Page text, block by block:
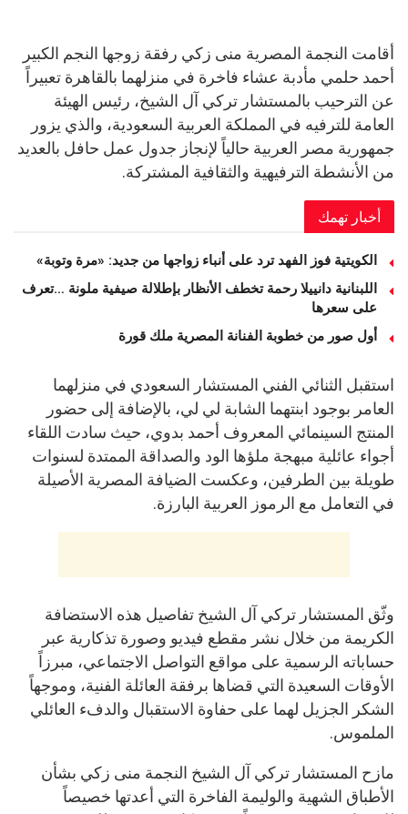
أقامت النجمة المصرية منى زكي رفقة زوجها النجم الكبير
أحمد حلمي مأدبة عشاء فاخرة في منزلهما بالقاهرة تعبيراً
عن الترحيب بالمستشار تركي آل الشيخ، رئيس الهيئة
العامة للترفيه في المملكة العربية السعودية، والذي يزور
جمهورية مصر العربية حالياً لإنجاز جدول عمل حافل بالعديد
من الأنشطة الترفيهية والثقافية المشتركة.
أخبار تهمك
الكويتية فوز الفهد ترد على أنباء زواجها من جديد: «مرة وتوبة» ‏
اللبنانية دانييلا رحمة تخطف الأنظار بإطلالة صيفية ملونة …تعرف
على سعرها
أول صور من خطوبة الفنانة المصرية ملك قورة
استقبل الثنائي الفني المستشار السعودي في منزلهما
العامر بوجود ابنتهما الشابة لي لي، بالإضافة إلى حضور
المنتج السينمائي المعروف أحمد بدوي، حيث سادت اللقاء
أجواء عائلية مبهجة ملؤها الود والصداقة الممتدة لسنوات
طويلة بين الطرفين، وعكست الضيافة المصرية الأصيلة
في التعامل مع الرموز العربية البارزة.
وثّق المستشار تركي آل الشيخ تفاصيل هذه الاستضافة
الكريمة من خلال نشر مقطع فيديو وصورة تذكارية عبر
حساباته الرسمية على مواقع التواصل الاجتماعي، مبرزاً
الأوقات السعيدة التي قضاها برفقة العائلة الفنية، وموجهاً
الشكر الجزيل لهما على حفاوة الاستقبال والدفء العائلي
الملموس.
مازح المستشار تركي آل الشيخ النجمة منى زكي بشأن
الأطباق الشهية والوليمة الفاخرة التي أعدتها خصيصاً